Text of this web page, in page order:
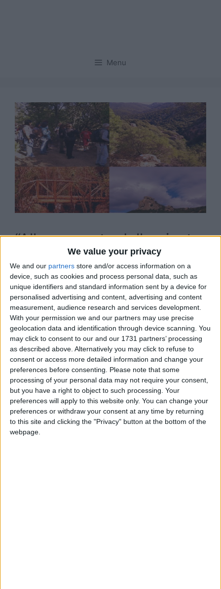
We value your privacy
We and our partners store and/or access information on a
device, such as cookies and process personal data, such as
unique identifiers and standard information sent by a device for
personalised advertising and content, advertising and content
measurement, audience research and services development.
With your permission we and our partners may use precise
geolocation data and identification through device scanning. You
may click to consent to our and our 1731 partners’ processing
as described above. Alternatively you may click to refuse to
consent or access more detailed information and change your
preferences before consenting.
Please note that some
processing of your personal data may not require your consent,
but you have a right to object to such processing. Your
preferences will apply to this website only. You can change your
preferences or withdraw your consent at any time by returning
to this site and clicking the "Privacy" button at the bottom of the
webpage.
Menu
“Alla scoperta delle piante
officinali della foresta dei
Sette Fratelli” Domenica
17 Gennaio 2015